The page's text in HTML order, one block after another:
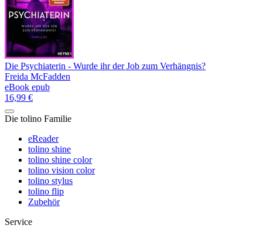
Die Psychiaterin - Wurde ihr der Job zum Verhängnis?
Freida McFadden
eBook epub
16,99 €
Die tolino Familie
eReader
tolino shine
tolino shine color
tolino vision color
tolino stylus
tolino flip
Zubehör
Service